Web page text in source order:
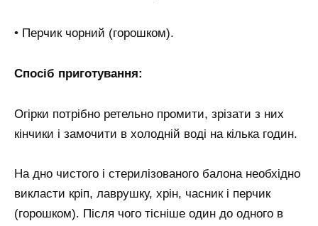
• Перчик чорний (горошком).
Спосіб приготування:
Огірки потрібно ретельно промити, зрізати з них
кінчики і замочити в холодній воді на кілька годин.
На дно чистого і стерилізованого балона необхідно
викласти кріп, лаврушку, хрін, часник і перчик
(горошком). Після чого тісніше один до одного в